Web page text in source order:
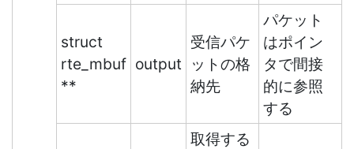
struct
rte_mbuf
**
output
受信パケ
ットの格
納先
パケット
はポイン
タで間接
的に参照
する
取得する